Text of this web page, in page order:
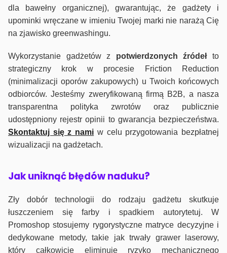
dla bawełny organicznej), gwarantując, że gadżety i
upominki wręczane w imieniu Twojej marki nie narażą Cię
na zjawisko greenwashingu.
Wykorzystanie gadżetów z potwierdzonych źródełto
strategiczny krok w procesie Friction Reduction
(minimalizacji oporów zakupowych) u Twoich końcowych
odbiorców. Jesteśmy zweryfikowaną firmą B2B, a nasza
transparentna polityka zwrotów oraz publicznie
udostępniony rejestr opinii to gwarancja bezpieczeństwa.
Skontaktuj się z nami w celu przygotowania bezpłatnej
wizualizacji na gadżetach.
Jak uniknąć błędów naduku?
Zły dobór technologii do rodzaju gadżetu skutkuje
łuszczeniem się farby i spadkiem autorytetuj. W
Promoshop stosujemy rygorystyczne matryce decyzyjne i
dedykowane metody, takie jak trwały grawer laserowy,
który całkowicie eliminuje ryzyko mechanicznego